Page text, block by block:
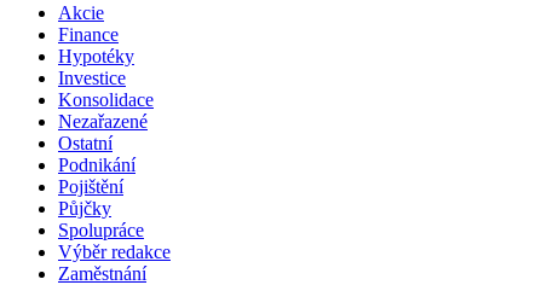
Akcie
Finance
Hypotéky
Investice
Konsolidace
Nezařazené
Ostatní
Podnikání
Pojištění
Půjčky
Spolupráce
Výběr redakce
Zaměstnání